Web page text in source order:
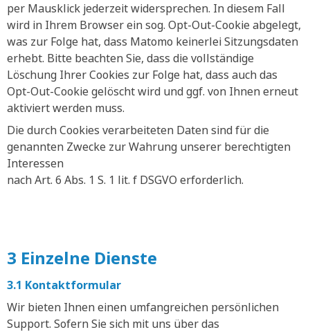
per Mausklick jederzeit widersprechen. In diesem Fall
wird in Ihrem Browser ein sog. Opt-Out-Cookie abgelegt,
was zur Folge hat, dass Matomo keinerlei Sitzungsdaten
erhebt. Bitte beachten Sie, dass die vollständige
Löschung Ihrer Cookies zur Folge hat, dass auch das
Opt-Out-Cookie gelöscht wird und ggf. von Ihnen erneut
aktiviert werden muss.
Die durch Cookies verarbeiteten Daten sind für die
genannten Zwecke zur Wahrung unserer berechtigten
Interessen
nach Art. 6 Abs. 1 S. 1 lit. f DSGVO erforderlich.
3 Einzelne Dienste
3.1 Kontaktformular
Wir bieten Ihnen einen umfangreichen persönlichen
Support. Sofern Sie sich mit uns über das